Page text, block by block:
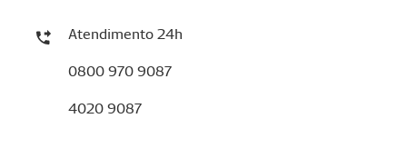
Atendimento 24h
0800 970 9087
4020 9087